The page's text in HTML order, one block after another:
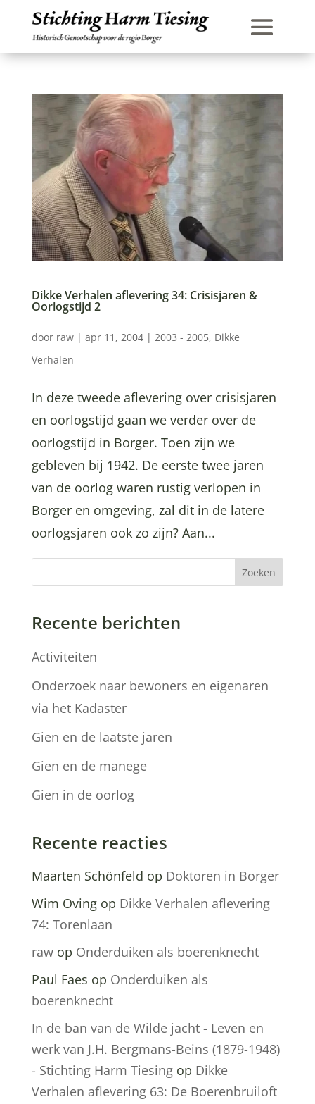
Dikke Verhalen aflevering 34: Crisisjaren &
Oorlogstijd 2
door raw| apr 11, 2004| 2003 - 2005, Dikke
Verhalen
In deze tweede aflevering over crisisjaren
en oorlogstijd gaan we verder over de
oorlogstijd in Borger. Toen zijn we
gebleven bij 1942. De eerste twee jaren
van de oorlog waren rustig verlopen in
Borger en omgeving, zal dit in de latere
oorlogsjaren ook zo zijn? Aan...
Zoeken
Recente berichten
Activiteiten
Onderzoek naar bewoners en eigenaren
via het Kadaster
Gien en de laatste jaren
Gien en de manege
Gien in de oorlog
Recente reacties
Maarten Schönfeld op Doktoren in Borger
Wim Ovingop Dikke Verhalen aflevering
74: Torenlaan
rawop Onderduiken als boerenknecht
Paul Faes op Onderduiken als
boerenknecht
In de ban van de Wilde jacht - Leven en
werk van J.H. Bergmans-Beins (1879-1948)
- Stichting Harm Tiesingop Dikke
Verhalen aflevering 63: De Boerenbruiloft